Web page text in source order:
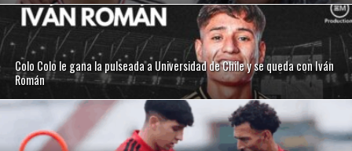
Colo Colo le gana la pulseada a Universidad de Chile y se queda con Iván
Román